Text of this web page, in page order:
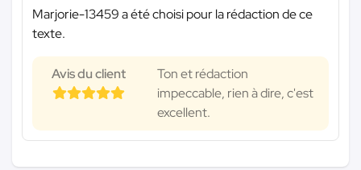
Marjorie-13459 a été choisi pour la rédaction de ce
texte.
Avis du client
Ton et rédaction
impeccable, rien à dire, c'est
excellent.